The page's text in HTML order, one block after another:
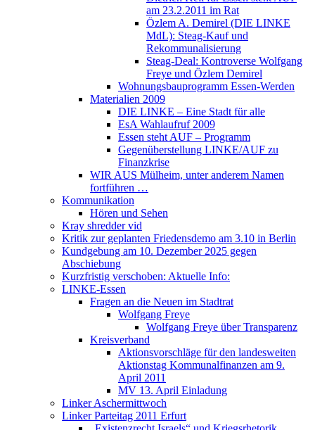
am 23.2.2011 im Rat
Özlem A. Demirel (DIE LINKE
MdL): Steag-Kauf und
Rekommunalisierung
Steag-Deal: Kontroverse Wolfgang
Freye und Özlem Demirel
Wohnungsbauprogramm Essen-Werden
Materialien 2009
DIE LINKE – Eine Stadt für alle
EsA Wahlaufruf 2009
Essen steht AUF – Programm
Gegenüberstellung LINKE/AUF zu
Finanzkrise
WIR AUS Mülheim, unter anderem Namen
fortführen …
Kommunikation
Hören und Sehen
Kray shredder vid
Kritik zur geplanten Friedensdemo am 3.10 in Berlin
Kundgebung am 10. Dezember 2025 gegen
Abschiebung
Kurzfristig verschoben: Aktuelle Info:
LINKE-Essen
Fragen an die Neuen im Stadtrat
Wolfgang Freye
Wolfgang Freye über Transparenz
Kreisverband
Aktionsvorschläge für den landesweiten
Aktionstag Kommunalfinanzen am 9.
April 2011
MV 13. April Einladung
Linker Aschermittwoch
Linker Parteitag 2011 Erfurt